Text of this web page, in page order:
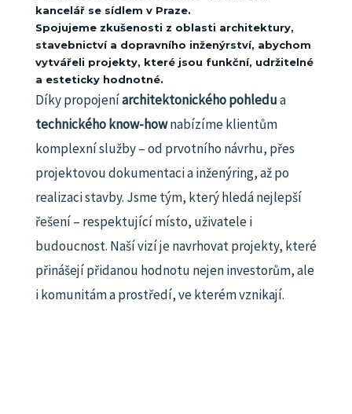
kancelář se sídlem v Praze.
Spojujeme zkušenosti z oblasti architektury,
stavebnictví a dopravního inženýrství, abychom
vytvářeli projekty, které jsou funkční, udržitelné
a esteticky hodnotné.
Díky propojeníarchitektonického pohledua
technického know-hownabízíme klientům
komplexní služby – od prvotního návrhu, přes
projektovou dokumentaci a inženýring, až po
realizaci stavby. Jsme tým, který hledá nejlepší
řešení – respektující místo, uživatele i
budoucnost. Naší vizí je navrhovat projekty, které
přinášejí přidanou hodnotu nejen investorům, ale
i komunitám a prostředí, ve kterém vznikají.